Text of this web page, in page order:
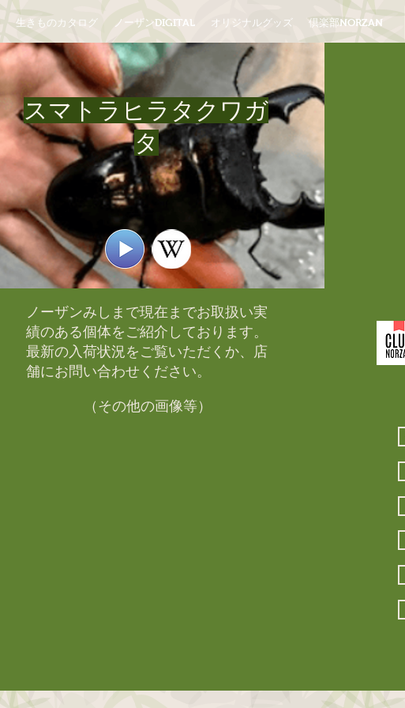
生きものカタログ ノーザンDIGITAL オリジナルグッズ 倶楽部NORZAN
スマトラヒラタクワガ
タ
ノーザンみしまで現在までお取扱い実
績のある個体をご紹介しております。​
最新の入荷状況をご覧いただくか、店
舗にお問い合わせください。​
（その他の画像等）